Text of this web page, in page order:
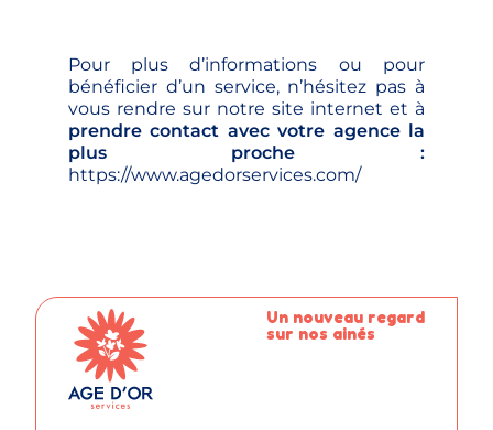
Pour plus d’informations ou pour
bénéficier d’un service, n’hésitez pas à
vous rendre sur notre site internet et à
prendre contact avec votre agence la
plus proche :
https://www.agedorservices.com/
Un nouveau regard
sur nos ainés